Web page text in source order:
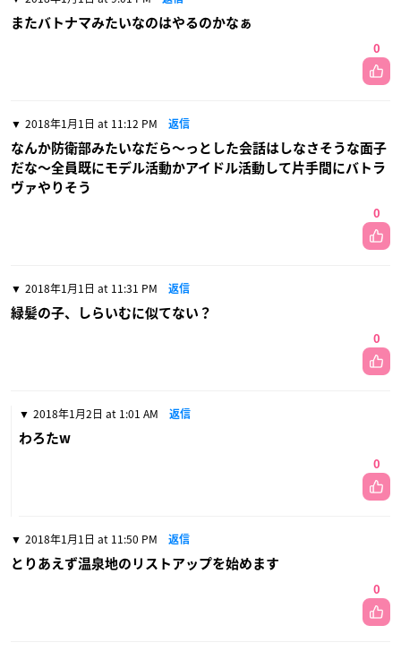
またバトナマみたいなのはやるのかなぁ
0
2018年1月1日 at 11:12 PM 返信
なんか防衛部みたいなだら〜っとした会話はしなさそうな面子
だな〜全員既にモデル活動かアイドル活動して片手間にバトラ
ヴァやりそう
0
2018年1月1日 at 11:31 PM 返信
緑髪の子、しらいむに似てない？
0
2018年1月2日 at 1:01 AM 返信
わろたw
0
2018年1月1日 at 11:50 PM 返信
とりあえず温泉地のリストアップを始めます
0